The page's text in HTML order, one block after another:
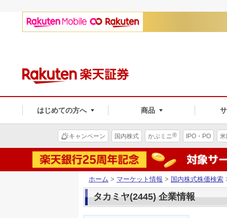
はじめての方へ 商品
キャンペーン 国内株式 かぶミニ® IPO・PO
ホーム > マーケット情報 > 国内株式株価検索
タカミヤ(2445) 企業情報